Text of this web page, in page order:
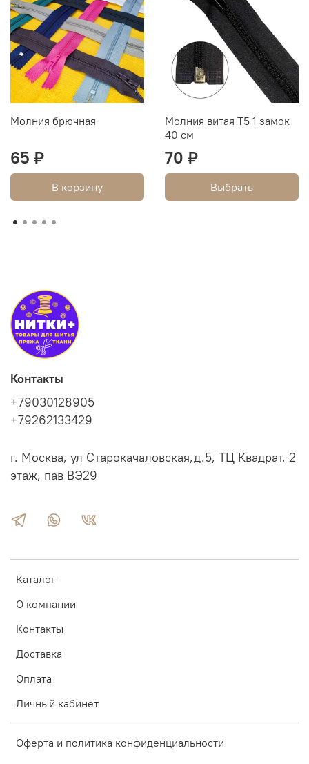
Молния брючная
65 ₽
В корзину
Молния витая Т5 1 замок
40 см
70 ₽
Выбрать
Каталог
О компании
Контакты
Доставка
Оплата
Личный кабинет
Оферта и политика конфиденциальности
Контакты
+79030128905
+79262133429
г. Москва, ул Старокачаловская,д.5, ТЦ Квадрат, 2
этаж, пав ВЭ29